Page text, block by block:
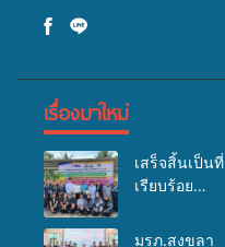
เรื่องมาใหม่
เสร็จสิ้นเป็นที่
เรียบร้อย
มรภ.สงขลา